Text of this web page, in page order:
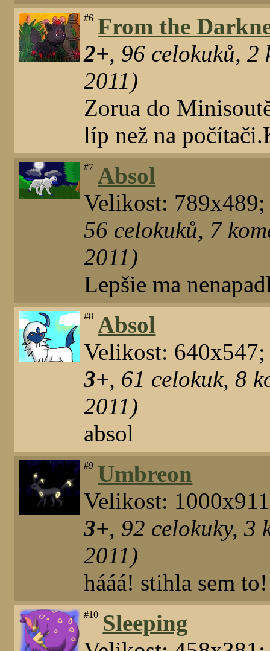
#6 From the
2+, 96 celokuků,2
2011)
Zorua do
líp než na
#7 Absol
Velikost:
56 celokuků, 7
2011)
Lepšie ma
#8 Absol
Velikost:
3+, 61 celokuk,8
2011)
absol
#9 Umbreon
Velikost:
3+, 92 celokuky,3
2011)
hááá! stihla sem
#10 Sleeping